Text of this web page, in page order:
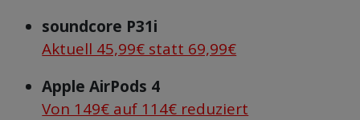
soundcore P31i
Aktuell 45,99€ statt 69,99€
Apple AirPods 4
Von 149€ auf 114€ reduziert